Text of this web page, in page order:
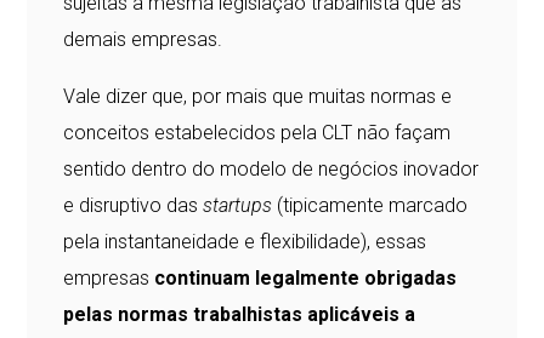
demais empresas.
Vale dizer que, por mais que muitas normas e
conceitos estabelecidos pela CLT não façam
sentido dentro do modelo de negócios inovador
e disruptivo dasstartups (tipicamente marcado
pela instantaneidade e flexibilidade), essas
empresas continuam legalmente obrigadas
pelas normas trabalhistas aplicáveis a